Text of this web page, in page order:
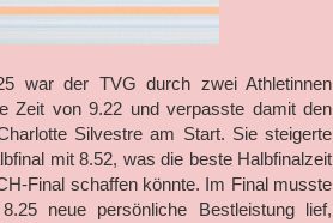
war der TVG durch zwei Athletinnen
Zeit von 9.22 und verpasste damit den
Silvestre am Start. Sie steigerte
mit 8.52, was die beste Halbfinalzeit
Final schaffen könnte. Im Final musste
neue persönliche Bestleistung lief,